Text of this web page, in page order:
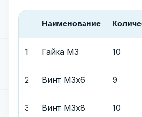
Наименование
1 Гайка М3 10
2 Винт М3х6 9
3 Винт М3х8 10